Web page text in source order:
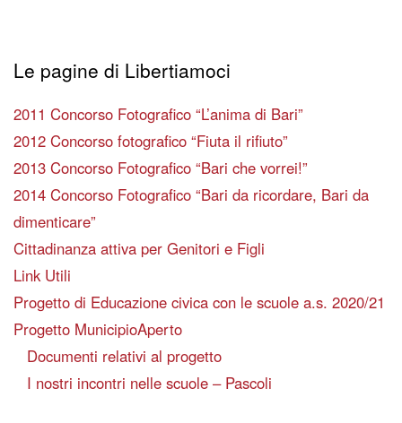
Le pagine di Libertiamoci
2011 Concorso Fotografico “L’anima di Bari”
2012 Concorso fotografico “Fiuta il rifiuto”
2013 Concorso Fotografico “Bari che vorrei!”
2014 Concorso Fotografico “Bari da ricordare, Bari da
dimenticare”
Cittadinanza attiva per Genitori e Figli
Link Utili
Progetto di Educazione civica con le scuole a.s. 2020/21
Progetto MunicipioAperto
Documenti relativi al progetto
I nostri incontri nelle scuole – Pascoli